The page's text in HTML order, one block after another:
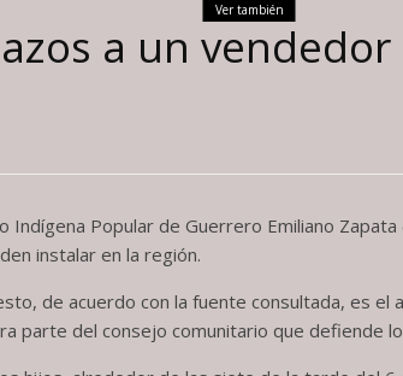
Ver también
a un
Popular de Guerrero Emiliano
instalar en la región.
de acuerdo con la fuente consultada, es el
parte del consejo comunitario que defiende